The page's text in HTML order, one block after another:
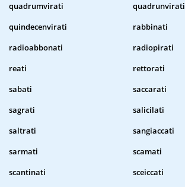
quadrumvirati
quadrunvirati
quindecenvirati
rabbinati
radioabbonati
radiopirati
reati
rettorati
sabati
saccarati
sagrati
salicilati
saltrati
sangiaccati
sarmati
scamati
scantinati
sceiccati